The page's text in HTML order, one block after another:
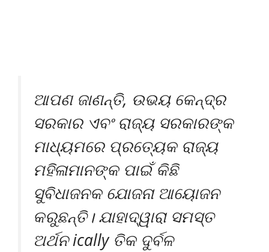
ଆପଣ ଜାଣନ୍ତି, ଉଭୟ କେନ୍ଦ୍ର
ସରକାର ଏବଂ ରାଜ୍ୟ ସରକାରଙ୍କ
ମାଧ୍ୟମରେ ପ୍ରତ୍ୟେକ ରାଜ୍ୟ
ମହିଳାମାନଙ୍କ ପାଇଁ କିଛି
ସୁବିଧାଜନକ ଯୋଜନା ଆୟୋଜନ
କରୁଛନ୍ତି। ଯାହାଦ୍ୱାରା ସମସ୍ତ
ଅର୍ଥନ ically ତିକ ଦୁର୍ବଳ